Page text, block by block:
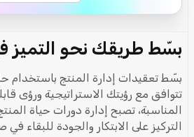
بسّط طريقك نحو التميز
بسّط تعقيدات إدارة المنتج باستخدام
تتوافق مع رؤيتك الاستراتيجية ورؤى
المناسبة، تصبح إدارة دورات حياة
التركيز على الابتكار والجودة للبقاء